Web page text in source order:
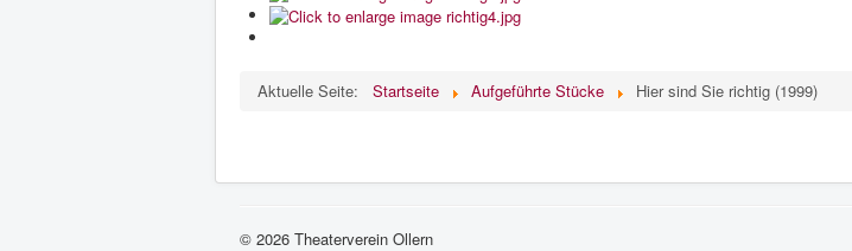
Aktuelle Seite: Startseite Aufgeführte Stücke Hier sind Sie richtig (1999)
© 2026 Theaterverein Ollern